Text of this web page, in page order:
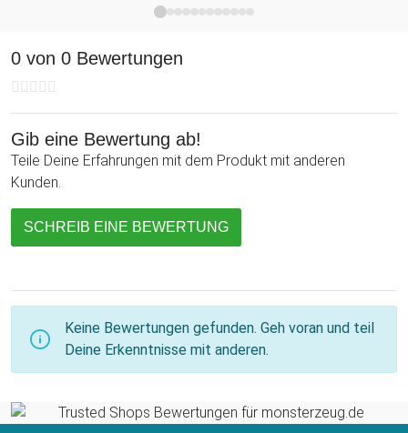
0 von 0 Bewertungen
Gib eine Bewertung ab!
Teile Deine Erfahrungen mit dem Produkt mit anderen
Kunden.
SCHREIB EINE BEWERTUNG
Keine Bewertungen gefunden. Geh voran und teil
Deine Erkenntnisse mit anderen.